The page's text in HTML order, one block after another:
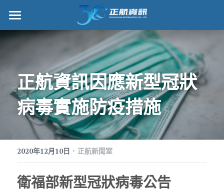
正航首頁
管理功能
標竿客戶
詢問/採購
客戶服務
正航願景
正航資訊因應新型冠狀
病毒實施防疫措施
2020年12月10日 · 正航新聞室
衛福部新型冠狀病毒公告